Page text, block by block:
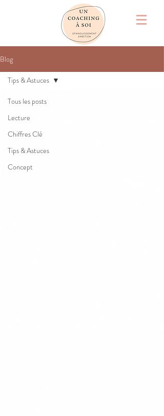
Blog
Tous les posts
Lecture
Chiffres Clé
Tips & Astuces
Concept
Tips & Astuces